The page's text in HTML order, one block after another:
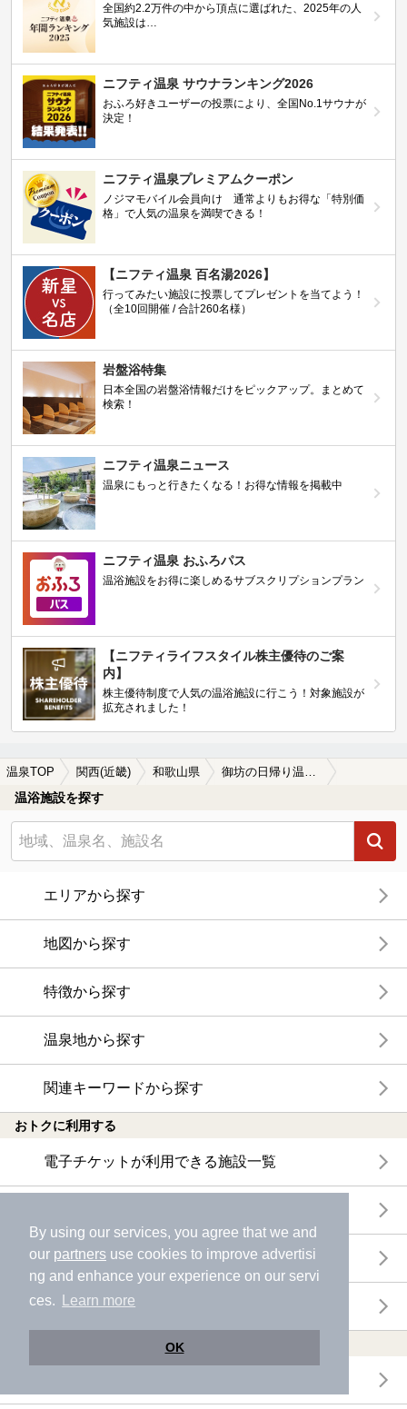
By using our services, you agree that we and
our partners use cookies to improve advertisi
ng and enhance your experience on our servi
ces.
Learn more
OK
全国約2.2万件の中から頂点に選ばれた、2025年の人
気施設は…
ニフティ温泉 サウナランキング2026
おふろ好きユーザーの投票により、全国No.1サウナが
決定！
ニフティ温泉プレミアムクーポン
ノジマモバイル会員向け 通常よりもお得な「特別価
格」で人気の温泉を満喫できる！
【ニフティ温泉 百名湯2026】
行ってみたい施設に投票してプレゼントを当てよう！
（全10回開催 / 合計260名様）
岩盤浴特集
日本全国の岩盤浴情報だけをピックアップ。まとめて
検索！
ニフティ温泉ニュース
温泉にもっと行きたくなる！お得な情報を掲載中
ニフティ温泉 おふろパス
温浴施設をお得に楽しめるサブスクリプションプラン
【ニフティライフスタイル株主優待のご案
内】
株主優待制度で人気の温浴施設に行こう！対象施設が
拡充されました！
温泉TOP 関西(近畿) 和歌山県
温浴施設を探す
エリアから探す
地図から探す
特徴から探す
温泉地から探す
関連キーワードから探す
おトクに利用する
電子チケットが利用できる施設一覧
おすすめ電子チケット・クーポン一覧
今月の新着電子チケット・クーポン一覧